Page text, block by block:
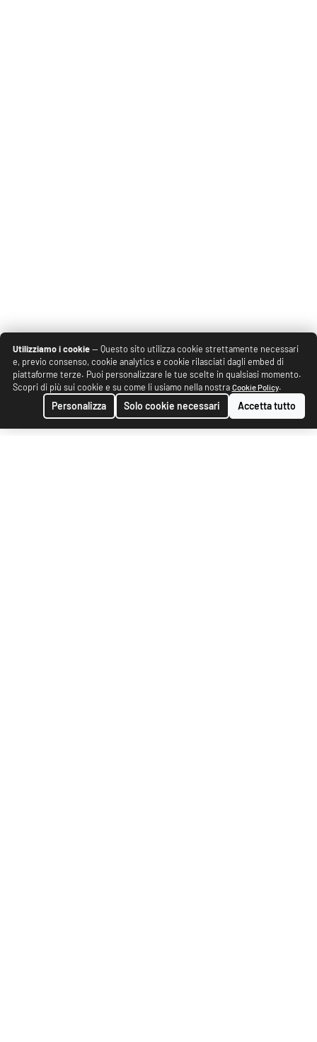
Utilizziamo i cookie— Questo sito utilizza cookie strettamente necessari
e, previo consenso, cookie analytics e cookie rilasciati dagli embed di
piattaforme terze. Puoi personalizzare le tue scelte in qualsiasi momento.
Scopri di più sui cookie e su come li usiamo nella nostra Cookie Policy.
Personalizza Solo cookie necessari Accetta tutto